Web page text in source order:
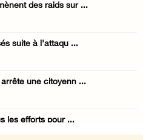
des raids sur ...
suite à l'attaqu ...
une citoyenn ...
les efforts pour ...